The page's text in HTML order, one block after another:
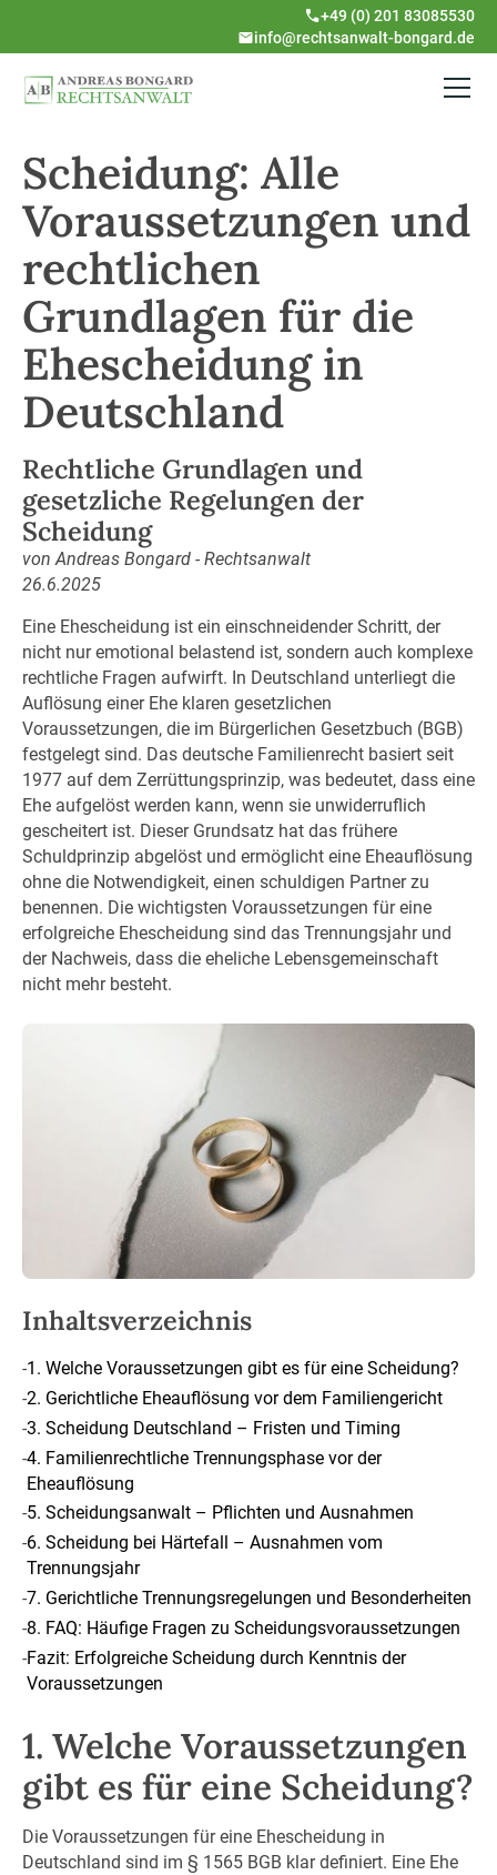
+49 (0) 201 83085530
info@rechtsanwalt-bongard.de
Scheidung: Alle
Voraussetzungen und
rechtlichen
Grundlagen für die
Ehescheidung in
Deutschland
Rechtliche Grundlagen und
gesetzliche Regelungen der
Scheidung
von Andreas Bongard - Rechtsanwalt
26.6.2025
Eine Ehescheidung ist ein einschneidender Schritt, der
nicht nur emotional belastend ist, sondern auch komplexe
rechtliche Fragen aufwirft. In Deutschland unterliegt die
Auflösung einer Ehe klaren gesetzlichen
Voraussetzungen, die im Bürgerlichen Gesetzbuch (BGB)
festgelegt sind. Das deutsche Familienrecht basiert seit
1977 auf dem Zerrüttungsprinzip, was bedeutet, dass eine
Ehe aufgelöst werden kann, wenn sie unwiderruflich
gescheitert ist. Dieser Grundsatz hat das frühere
Schuldprinzip abgelöst und ermöglicht eine Eheauflösung
ohne die Notwendigkeit, einen schuldigen Partner zu
benennen. Die wichtigsten Voraussetzungen für eine
erfolgreiche Ehescheidung sind das Trennungsjahr und
der Nachweis, dass die eheliche Lebensgemeinschaft
nicht mehr besteht.
Inhaltsverzeichnis
-1. Welche Voraussetzungen gibt es für eine Scheidung?
-2. Gerichtliche Eheauflösung vor dem Familiengericht
-3. Scheidung Deutschland – Fristen und Timing
-4. Familienrechtliche Trennungsphase vor der
Eheauflösung
-5. Scheidungsanwalt – Pflichten und Ausnahmen
-6. Scheidung bei Härtefall – Ausnahmen vom
Trennungsjahr
-7. Gerichtliche Trennungsregelungen und Besonderheiten
-8. FAQ: Häufige Fragen zu Scheidungsvoraussetzungen
-Fazit: Erfolgreiche Scheidung durch Kenntnis der
Voraussetzungen
1. Welche Voraussetzungen
gibt es für eine Scheidung?
Die Voraussetzungen für eine Ehescheidung in
Deutschland sind im § 1565 BGB klar definiert. Eine Ehe